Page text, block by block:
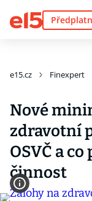
e15.cz Finexpert
Nové
zdravotní
OSVČ a
činnost